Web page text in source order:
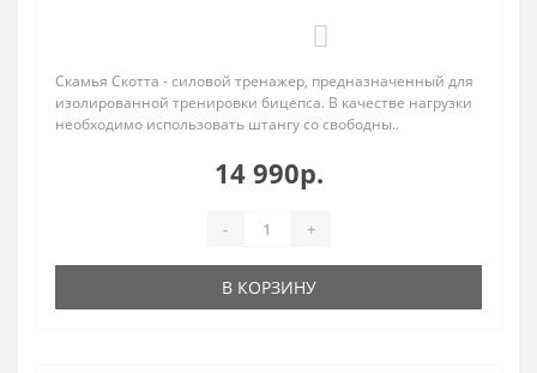
Скамья Скотта - силовой тренажер, предназначенный для
изолированной тренировки бицепса. В качестве нагрузки
необходимо использовать штангу со свободны..
14 990р.
- +
В КОРЗИНУ